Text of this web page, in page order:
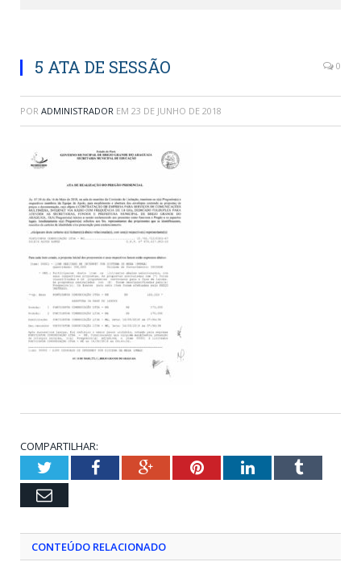
5 ATA DE SESSÃO 0
POR ADMINISTRADOR EM 23 DE JUNHO DE 2018
COMPARTILHAR:
TwitterFacebookGoogle+PinterestLinkedInTumblr
Email
CONTEÚDO RELACIONADO